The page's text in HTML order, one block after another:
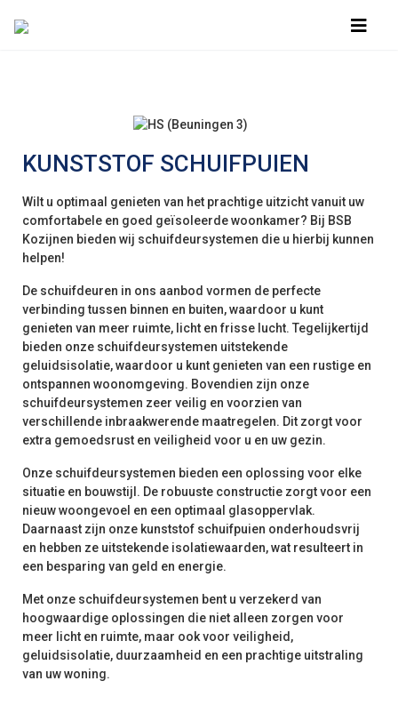
KUNSTSTOF SCHUIFPUIEN
Wilt u optimaal genieten van het prachtige uitzicht vanuit uw
comfortabele en goed geïsoleerde woonkamer? Bij BSB
Kozijnen bieden wij schuifdeursystemen die u hierbij kunnen
helpen!
De schuifdeuren in ons aanbod vormen de perfecte
verbinding tussen binnen en buiten, waardoor u kunt
genieten van meer ruimte, licht en frisse lucht. Tegelijkertijd
bieden onze schuifdeursystemen uitstekende
geluidsisolatie, waardoor u kunt genieten van een rustige en
ontspannen woonomgeving. Bovendien zijn onze
schuifdeursystemen zeer veilig en voorzien van
verschillende inbraakwerende maatregelen. Dit zorgt voor
extra gemoedsrust en veiligheid voor u en uw gezin.
Onze schuifdeursystemen bieden een oplossing voor elke
situatie en bouwstijl. De robuuste constructie zorgt voor een
nieuw woongevoel en een optimaal glasoppervlak.
Daarnaast zijn onze kunststof schuifpuien onderhoudsvrij
en hebben ze uitstekende isolatiewaarden, wat resulteert in
een besparing van geld en energie.
Met onze schuifdeursystemen bent u verzekerd van
hoogwaardige oplossingen die niet alleen zorgen voor
meer licht en ruimte, maar ook voor veiligheid,
geluidsisolatie, duurzaamheid en een prachtige uitstraling
van uw woning.